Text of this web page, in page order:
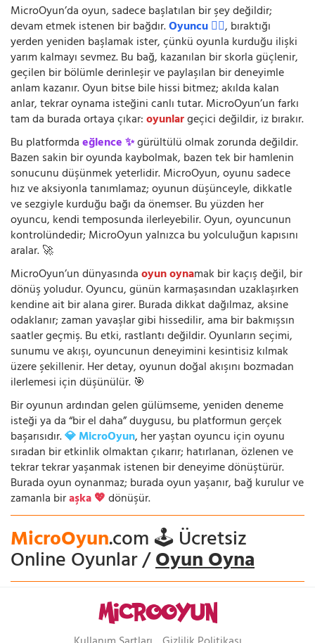
MicroOyun’da oyun, sadece başlatılan bir şey değildir;
devam etmek istenen bir bağdır.Oyuncu 🧍‍♂️, bıraktığı
yerden yeniden başlamak ister, çünkü oyunla kurduğu ilişki
yarım kalmayı sevmez. Bu bağ, kazanılan bir skorla güçlenir,
geçilen bir bölümle derinleşir ve paylaşılan bir deneyimle
anlam kazanır. Oyun bitse bile hissi bitmez; akılda kalan
anlar, tekrar oynama isteğini canlı tutar. MicroOyun’un farkı
tam da burada ortaya çıkar:oyunlargeçici değildir, iz bırakır.
Bu platformdaeğlence ✨gürültülü olmak zorunda değildir.
Bazen sakin bir oyunda kaybolmak, bazen tek bir hamlenin
sonucunu düşünmek yeterlidir. MicroOyun, oyunu sadece
hız ve aksiyonla tanımlamaz; oyunun düşünceyle, dikkatle
ve sezgiyle kurduğu bağı da önemser. Bu yüzden her
oyuncu, kendi temposunda ilerleyebilir. Oyun, oyuncunun
kontrolündedir; MicroOyun yalnızca bu yolculuğun kapısını
aralar. 🚀
MicroOyun’un dünyasındaoyun oynamak bir kaçış değil, bir
dönüş yoludur. Oyuncu, günün karmaşasından uzaklaşırken
kendine ait bir alana girer. Burada dikkat dağılmaz, aksine
odaklanır; zaman yavaşlar gibi hissedilir, ama bir bakmışsın
saatler geçmiş. Bu etki, rastlantı değildir. Oyunların seçimi,
sunumu ve akışı, oyuncunun deneyimini kesintisiz kılmak
üzere şekillenir. Her detay, oyunun doğal akışını bozmadan
ilerlemesi için düşünülür. 🎯
Bir oyunun ardından gelen gülümseme, yeniden deneme
isteği ya da “bir el daha” duygusu, bu platformun gerçek
başarısıdır.💎 MicroOyun, her yaştan oyuncu için oyunu
sıradan bir etkinlik olmaktan çıkarır; hatırlanan, özlenen ve
tekrar tekrar yaşanmak istenen bir deneyime dönüştürür.
Burada oyun oynanmaz; burada oyun yaşanır, bağ kurulur ve
zamanla biraşka 💖dönüşür.
MicroOyun.com 🕹️ Ücretsiz
Online Oyunlar /Oyun Oyna